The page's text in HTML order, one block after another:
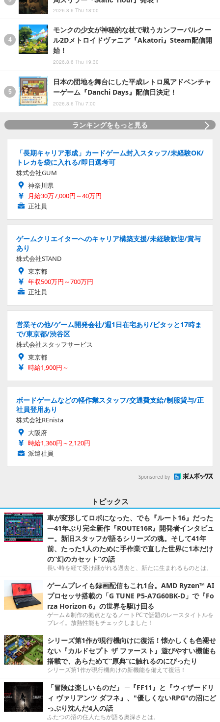
2026.8.6 Thu 18:00
モンクの少女が神秘的な杖で戦うカンフーパルクー
ル2Dメトロイドヴァニア『Akatori』Steam配信開
始！
2026.8.6 Thu 19:30
日本の団地を舞台にした平成レトロ風アドベンチャ
ーゲーム『Danchi Days』配信日決定！
2026.8.6 Thu 7:00
ランキングをもっと見る
「長期キャリア形成」カードゲーム封入スタッフ/未経験OK/
トレカを袋に入れる/即日選考可
株式会社GUM
神奈川県
月給30万7,000円～40万円
正社員
ゲームクリエイターへのキャリア構築支援/未経験歓迎/賞与
あり
株式会社STAND
東京都
年収500万円～700万円
正社員
営業その他/ゲーム開発会社/週1日在宅あり/ピタッと17時ま
で/東京都/渋谷区
株式会社スタッフサービス
東京都
時給1,900円～
ボードゲームなどの軽作業スタッフ/交通費支給/制服貸与/正
社員登用あり
株式会社REnista
大阪府
時給1,360円～2,120円
派遣社員
Sponsored by
トピックス
車が変形してロボになった、でも『ルート16』だった
―41年ぶり完全新作『ROUTE16R』開発者インタビュ
ー。新旧スタッフが語るシリーズの魂。そして41年
前、たった1人のために手作業で直した世界に1本だけ
の“幻のカセット”の話
長い時を経て受け継がれる過去と、新たに生まれるものとは。
ゲームプレイも録画配信もこれ1台。AMD Ryzen™ AI
プロセッサ搭載の「G TUNE P5-A7G60BK-D」で『Fo
rza Horizon 6』の世界を駆け回る
ゲーム＆制作の拠点となるノートPCで話題のレースタイトルを
プレイ。放熱性能もチェックしました！
シリーズ第1作が現行機向けに復活！懐かしくも色褪せ
ない『カルドセプト ザ ファースト』遊びやすい機能も
搭載で、あらためて“原典”に触れるのにぴったり
シリーズ第1作が現行機向けの新機能を備えて復活！
「冒険は楽しいものだ」 ─『FF11』と『ウィザードリ
ィ ヴァリアンツ ダフネ』、"優しくないRPG"の沼にど
っぷり沈んだ4人の話
ふたつの沼の住人たちが語る奥深さとは。